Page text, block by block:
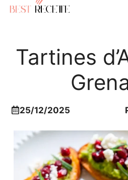
contenu
Tartines
25/12/2025